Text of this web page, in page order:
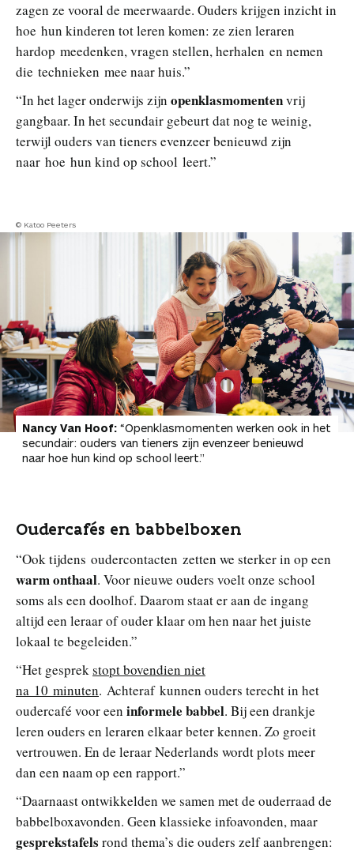
zagen ze vooral de meerwaarde. Ouders krijgen inzicht in
hoe hun kinderen tot leren komen: ze zien leraren
hardop meedenken, vragen stellen, herhalen en nemen
die technieken mee naar huis.”
“In het lager onderwijs zijn openklasmomentenvrij
gangbaar. In het secundair gebeurt dat nog te weinig,
terwijl ouders van tieners evenzeer benieuwd zijn
naar hoe hun kind op school leert.”
© Katoo Peeters
Nancy Van Hoof: “Openklasmomenten werken ook in het
secundair: ouders van tieners zijn evenzeer benieuwd
naar hoe hun kind op school leert.”
Oudercafés en babbelboxen
“Ook tijdens oudercontacten zetten we sterker in op een
warm onthaal. Voor nieuwe ouders voelt onze school
soms als een doolhof. Daarom staat er aan de ingang
altijd een leraar of ouder klaar om hen naar het juiste
lokaal te begeleiden.”
“Het gesprek stopt bovendien niet
na 10 minuten. Achteraf kunnen ouders terecht in het
oudercafé voor een informele babbel. Bij een drankje
leren ouders en leraren elkaar beter kennen. Zo groeit
vertrouwen. En de leraar Nederlands wordt plots meer
dan een naam op een rapport.”
“Daarnaast ontwikkelden we samen met de ouderraad de
babbelboxavonden. Geen klassieke infoavonden, maar
gesprekstafels rond thema’s die ouders zelf aanbrengen: